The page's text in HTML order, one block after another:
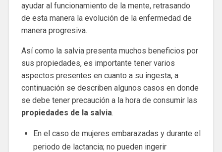
ayudar al funcionamiento de la mente, retrasando
de esta manera la evolución de la enfermedad de
manera progresiva.
Así como la salvia presenta muchos beneficios por
sus propiedades, es importante tener varios
aspectos presentes en cuanto a su ingesta, a
continuación se describen algunos casos en donde
se debe tener precaución a la hora de consumir las
propiedades de la salvia.
En el caso de mujeres embarazadas y durante el
periodo de lactancia; no pueden ingerir